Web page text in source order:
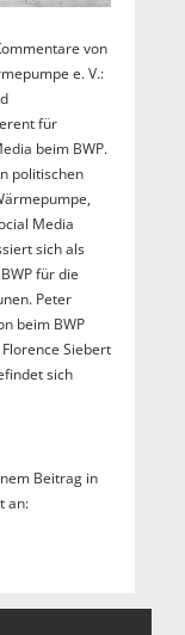
von
e. V.:
für
beim BWP.
politischen
Media
sich als
für die
Peter
beim BWP
Siebert
sich
Beitrag in
an: